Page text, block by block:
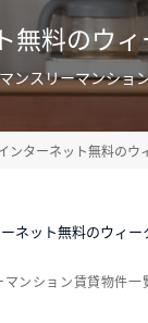
無料のウ
スリーマンシ
ンターネット無料のウ
ネット無料のウィ
ンション賃貸物件